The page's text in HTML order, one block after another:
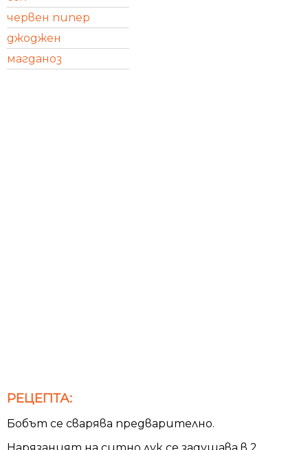
червен пипер
джоджен
магданоз
РЕЦЕПТА:
Бобът се сварява предварително.